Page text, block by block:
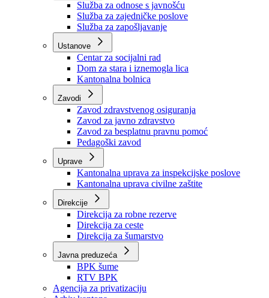
Organizacije
Službe
Služba za odnose s javnošću
Služba za zajedničke poslove
Služba za zapošljavanje
Ustanove
Centar za socijalni rad
Dom za stara i iznemogla lica
Kantonalna bolnica
Zavodi
Zavod zdravstvenog osiguranja
Zavod za javno zdravstvo
Zavod za besplatnu pravnu pomoć
Pedagoški zavod
Kantonalna uprava za inspekcijske poslove
Kantonalna uprava civilne zaštite
Direkcije
Direkcija za robne rezerve
Direkcija za ceste
Direkcija za šumarstvo
Javna preduzeća